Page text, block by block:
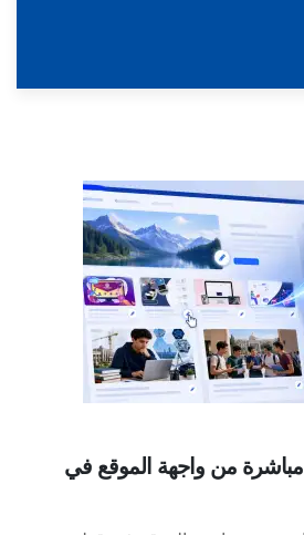
مباشرة من واجهة الموقع في